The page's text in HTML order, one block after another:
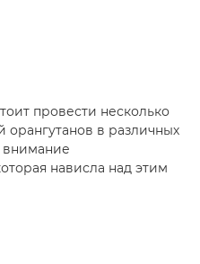
провести несколько
орангутанов в различных
внимание
нависла над этим